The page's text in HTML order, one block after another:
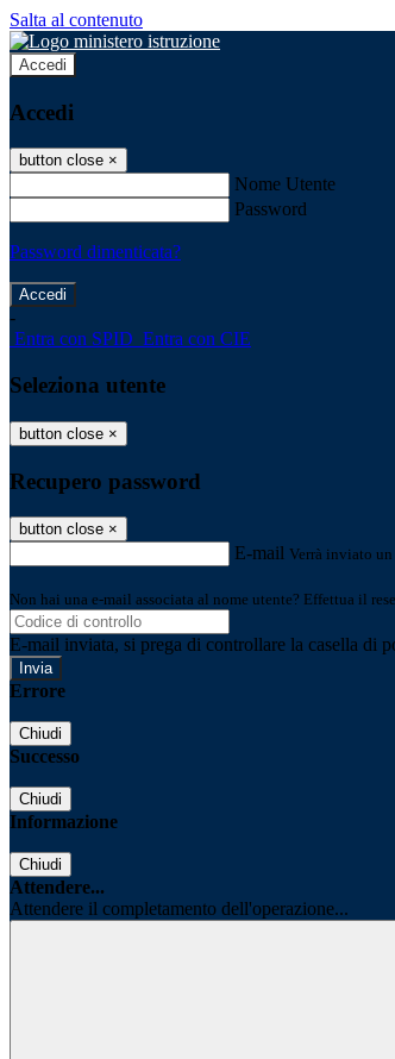
Salta al contenuto
Accedi
Accedi
button close ×
Nome Utente
Password
Password dimenticata?
-
Entra con SPID Entra con CIE
Seleziona utente
button close ×
Recupero password
button close ×
E-mail Verrà inviato
Non hai una e-mail associata al nome utente? Effettua il
E-mail inviata, si prega di controllare la casella di
Errore
Chiudi
Successo
Chiudi
Informazione
Chiudi
Attendere...
Attendere il completamento dell'operazione...